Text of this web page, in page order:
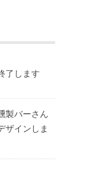
了します
製バーさん
ザインしま